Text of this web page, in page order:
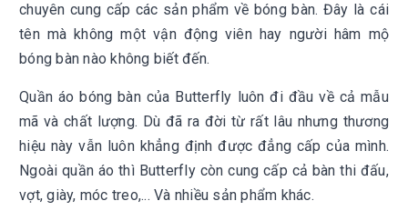
chuyên cung cấp các sản phẩm về bóng bàn. Đây là cái
tên mà không một vận động viên hay người hâm mộ
bóng bàn nào không biết đến.
Quần áo bóng bàn của Butterfly luôn đi đầu về cả mẫu
mã và chất lượng. Dù đã ra đời từ rất lâu nhưng thương
hiệu này vẫn luôn khẳng định được đẳng cấp của mình.
Ngoài quần áo thì Butterfly còn cung cấp cả bàn thi đấu,
vợt, giày, móc treo,... Và nhiều sản phẩm khác.